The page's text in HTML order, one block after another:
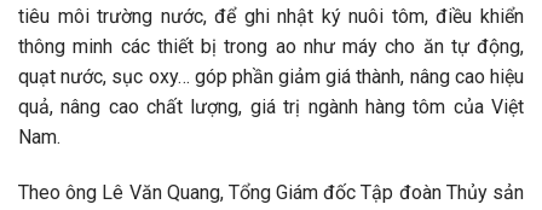
tiêu môi trường nước, để ghi nhật ký nuôi tôm, điều khiển
thông minh các thiết bị trong ao như máy cho ăn tự động,
quạt nước, sục oxy… góp phần giảm giá thành, nâng cao hiệu
quả, nâng cao chất lượng, giá trị ngành hàng tôm của Việt
Nam.
Theo ông Lê Văn Quang, Tổng Giám đốc Tập đoàn Thủy sản